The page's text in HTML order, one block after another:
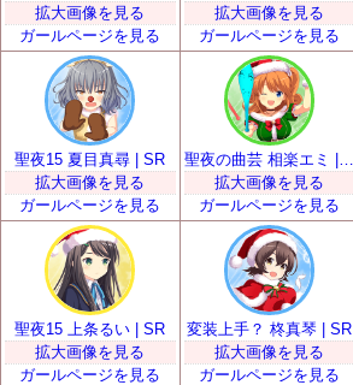
拡大画像を見る
ガールページを見る
拡大画像を見る
ガールページを見る
聖夜15 夏目真尋 | SR
拡大画像を見る
ガールページを見る
聖夜の曲芸 相楽エミ | SR
拡大画像を見る
ガールページを見る
聖夜15 上条るい | SR
拡大画像を見る
ガールページを見る
変装上手？ 柊真琴 | SR
拡大画像を見る
ガールページを見る